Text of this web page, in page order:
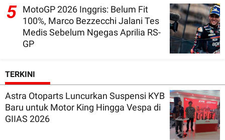
5 MotoGP 2026 Inggris: Belum Fit
100%, Marco Bezzecchi Jalani Tes
Medis Sebelum Ngegas Aprilia RS-
GP
TERKINI
Astra Otoparts Luncurkan Suspensi KYB
Baru untuk Motor King Hingga Vespa di
GIIAS 2026